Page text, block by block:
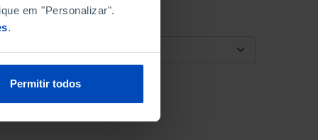
em "Personalizar".
.
Permitir todos
ORDENAR POR